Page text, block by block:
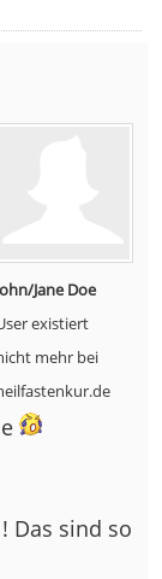
Jane Doe
existiert
mehr bei
Das sind so